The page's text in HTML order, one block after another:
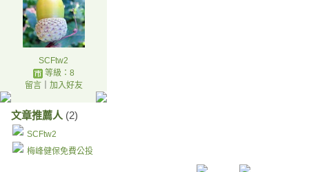
SCFtw2
等級：8
留言｜ 加入好友
文章推薦人 (2)
SCFtw2
梅峰健保免費公投